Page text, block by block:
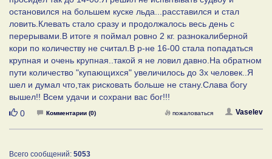
остановился на большем куске льда...расставился и стал
ловить.Клевать стало сразу и продолжалось весь день с
перерывами.В итоге я поймал ровно 2 кг. разнокалиберной
кори по количеству не считал.В р-не 16-00 стала попадаться
крупная и очень крупная..такой я не ловил давно.На обратном
пути количество "купающихся" увеличилось до 3х человек..Я
шел и думал что,так рисковать больше не стану.Слава богу
вышел!! Всем удачи и сохрани вас бог!!!
Нравится
0 Комментарии (0) Vaselev
пожаловаться
Всего сообщений: 5053